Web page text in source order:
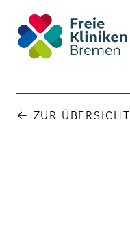
← ZUR ÜBERSICHT